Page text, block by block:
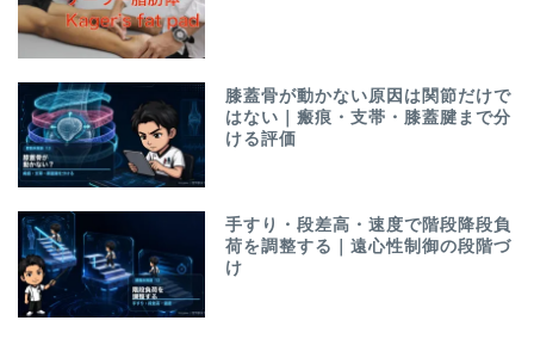
膝蓋骨が動かない原因は関節だけで
はない｜瘢痕・支帯・膝蓋腱まで分
ける評価
手すり・段差高・速度で階段降段負
荷を調整する｜遠心性制御の段階づ
け